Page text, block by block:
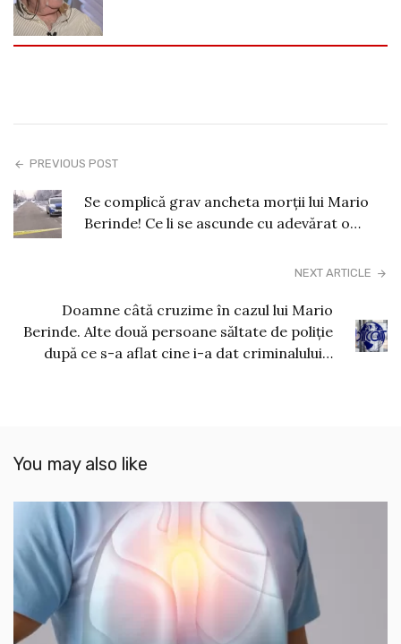
PREVIOUS POST
Se complică grav ancheta morții lui Mario
Berinde! Ce li se ascunde cu adevărat o…
NEXT ARTICLE
Doamne câtă cruzime în cazul lui Mario
Berinde. Alte două persoane săltate de poliție
după ce s-a aflat cine i-a dat criminalului…
You may also like